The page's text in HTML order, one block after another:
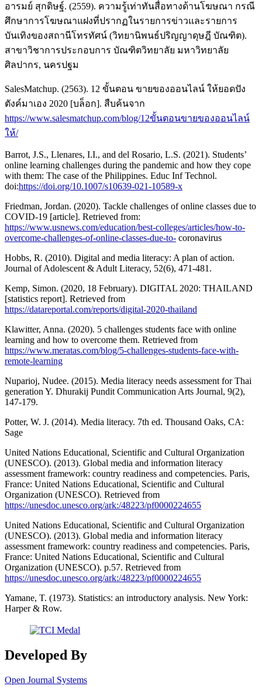
อารมย์ สุกดิษฐ์. (2559). ความรู้เท่าทันสื่อทางด้านโฆษณา กรณี
ศึกษาการโฆษณาแฝงที่ปรากฏในรายการข่าวและรายการ
บันเทิงของสถานีโทรทัศน์ (วิทยานิพนธ์ปริญญาดุษฎี บัณฑิต).
สาขาวิชาการประกอบการ บัณฑิตวิทยาลัย มหาวิทยาลัย
ศิลปากร, นครปฐม
SalesMatchup. (2563). 12 ขั้นตอน ขายของออนไลน์ ให้ยอดปัง
ตังค์มาเอง 2020 [บล็อก]. สืบค้นจาก
https://www.salesmatchup.com/blog/12ขั้นตอนขายของออนไลน์
ให้/
Barrot, J.S., Llenares, I.I., and del Rosario, L.S. (2021). Students’
online learning challenges during the pandemic and how they cope
with them: The case of the Philippines. Educ Inf Technol.
doi:https://doi.org/10.1007/s10639-021-10589-x
Friedman, Jordan. (2020). Tackle challenges of online classes due to
COVID-19 [article]. Retrieved from:
https://www.usnews.com/education/best-colleges/articles/how-to-
overcome-challenges-of-online-classes-due-to- coronavirus
Hobbs, R. (2010). Digital and media literacy: A plan of action.
Journal of Adolescent & Adult Literacy, 52(6), 471-481.
Kemp, Simon. (2020, 18 February). DIGITAL 2020: THAILAND
[statistics report]. Retrieved from
https://datareportal.com/reports/digital-2020-thailand
Klawitter, Anna. (2020). 5 challenges students face with online
learning and how to overcome them. Retrieved from
https://www.meratas.com/blog/5-challenges-students-face-with-
remote-learning
Nuparioj, Nudee. (2015). Media literacy needs assessment for Thai
generation Y. Dhurakij Pundit Communication Arts Journal, 9(2),
147-179.
Potter, W. J. (2014). Media literacy. 7th ed. Thousand Oaks, CA:
Sage
United Nations Educational, Scientific and Cultural Organization
(UNESCO). (2013). Global media and information literacy
assessment framework: country readiness and competencies. Paris,
France: United Nations Educational, Scientific and Cultural
Organization (UNESCO). Retrieved from
https://unesdoc.unesco.org/ark:/48223/pf0000224655
United Nations Educational, Scientific and Cultural Organization
(UNESCO). (2013). Global media and information literacy
assessment framework: country readiness and competencies. Paris,
France: United Nations Educational, Scientific and Cultural
Organization (UNESCO). p.57. Retrieved from
https://unesdoc.unesco.org/ark:/48223/pf0000224655
Yamane, T. (1973). Statistics: an introductory analysis. New York:
Harper & Row.
Developed By
Open Journal Systems